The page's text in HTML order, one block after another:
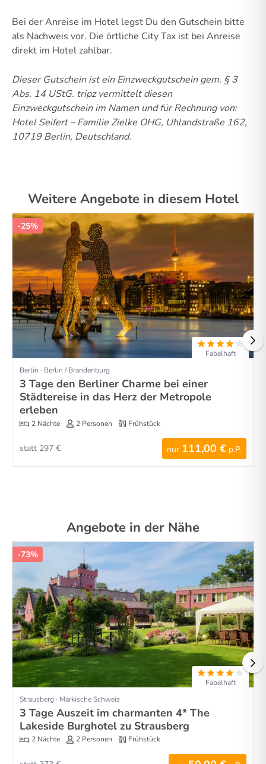
Bei der Anreise im Hotel legst Du den Gutschein bitte
als Nachweis vor. Die örtliche City Tax ist bei Anreise
direkt im Hotel zahlbar.
Dieser Gutschein ist ein Einzweckgutschein gem. § 3
Abs. 14 UStG. tripz vermittelt diesen
Einzweckgutschein im Namen und für Rechnung von:
Hotel Seifert – Familie Zielke OHG, Uhlandstraße 162,
10719 Berlin, Deutschland.
Weitere Angebote in diesem Hotel
-25%
Fabelhaft
Berlin · Berlin / Brandenburg
3 Tage den Berliner Charme bei einer
Städtereise in das Herz der Metropole
erleben
2 Nächte 2 Personen Frühstück
nur 111,00 € p.P.
statt 297 €
Angebote in der Nähe
-73%
Fabelhaft
Strausberg · Märkische Schweiz
3 Tage Auszeit im charmanten 4* The
Lakeside Burghotel zu Strausberg
2 Nächte 2 Personen Frühstück